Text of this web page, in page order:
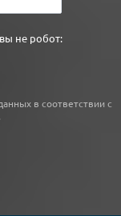
не робот:
в соответствии с